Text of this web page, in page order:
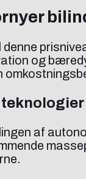
og
teknologier
af